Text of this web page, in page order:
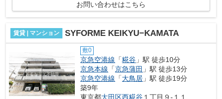
お問い合わせはこちら
賃貸 | マンション SYFORME KEIKYU−KAMATA
敷0
京急空港線 「糀谷 」駅 徒歩10分
京急本線 「京急蒲田 」駅 徒歩13分
京急空港線 「大鳥居 」駅 徒歩19分
築9年
東京都大田区西糀谷 １丁目９-１１